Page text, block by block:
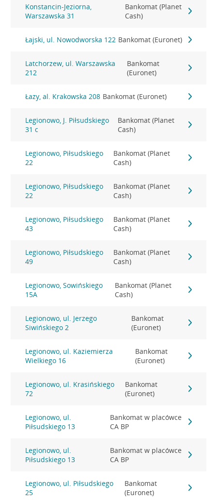
Konstancin-Jeziorna,
Warszawska 31
Bankomat (Planet
Cash)
Łajski, ul. Nowodworska 122 Bankomat (Euronet)
Latchorzew, ul. Warszawska
212
Bankomat
(Euronet)
Łazy, al. Krakowska 208 Bankomat (Euronet)
Legionowo, J. Piłsudskiego
31 c
Bankomat (Planet
Cash)
Legionowo, Piłsudskiego
22
Bankomat (Planet
Cash)
Legionowo, Piłsudskiego
22
Bankomat (Planet
Cash)
Legionowo, Piłsudskiego
43
Bankomat (Planet
Cash)
Legionowo, Piłsudskiego
49
Bankomat (Planet
Cash)
Legionowo, Sowińskiego
15A
Bankomat (Planet
Cash)
Legionowo, ul. Jerzego
Siwińskiego 2
Bankomat
(Euronet)
Legionowo, ul. Kaziemierza
Wielkiego 16
Bankomat
(Euronet)
Legionowo, ul. Krasińskiego
72
Bankomat
(Euronet)
Legionowo, ul.
Piłsudskiego 13
Bankomat w placówce
CA BP
Legionowo, ul.
Piłsudskiego 13
Bankomat w placówce
CA BP
Legionowo, ul. Piłsudskiego
25
Bankomat
(Euronet)